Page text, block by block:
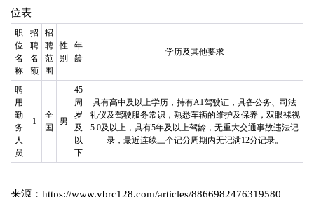
位表
职
位
名
称
招
聘
名
额
招
聘
范
围
性
别
年
龄
学历及其他要求
聘
用
勤
务
人
员
1
全
国
男
45
周
岁
及
以
下
具有高中及以上学历，持有A1驾驶证，具备公务、司法
礼仪及驾驶服务常识，熟悉车辆的维护及保养，双眼裸视
5.0及以上，具有5年及以上驾龄，无重大交通事故违法记
录，最近连续三个记分周期内无记满12分记录。
来源：https://www.ybrc128.com/articles/8866982476319580